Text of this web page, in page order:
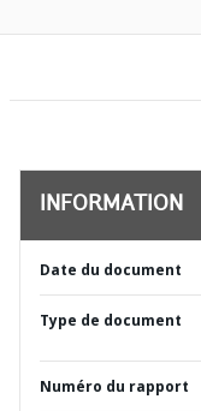
INFORMATION
Date du document
Type de document
Numéro du rapport